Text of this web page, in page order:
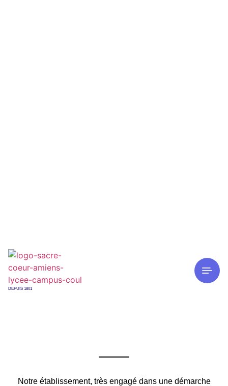
DEPUIS 1801
Notre établissement, très engagé dans une démarche